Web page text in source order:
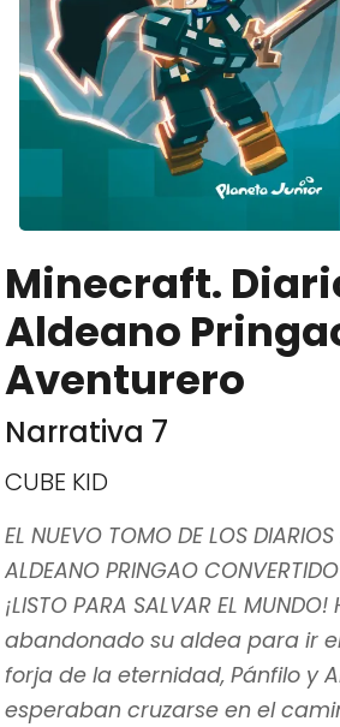
Minecraft.
Aldeano
Aventurero
Narrativa 7
CUBE KID
EL NUEVO TOMO DE LOS
ALDEANO PRINGAO
¡LISTO PARA SALVAR EL
abandonado su aldea para ir
forja de la eternidad, Pánfilo y
esperaban cruzarse en el